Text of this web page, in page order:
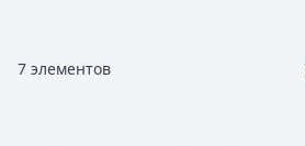
7 элементов